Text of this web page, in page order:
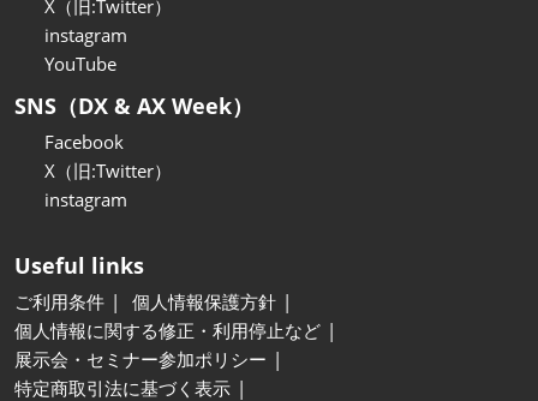
X（旧:Twitter）
instagram
YouTube
SNS（DX & AX Week）
Facebook
X（旧:Twitter）
instagram
Useful links
ご利用条件
個人情報保護方針
個人情報に関する修正・利用停止など
展示会・セミナー参加ポリシー
特定商取引法に基づく表示